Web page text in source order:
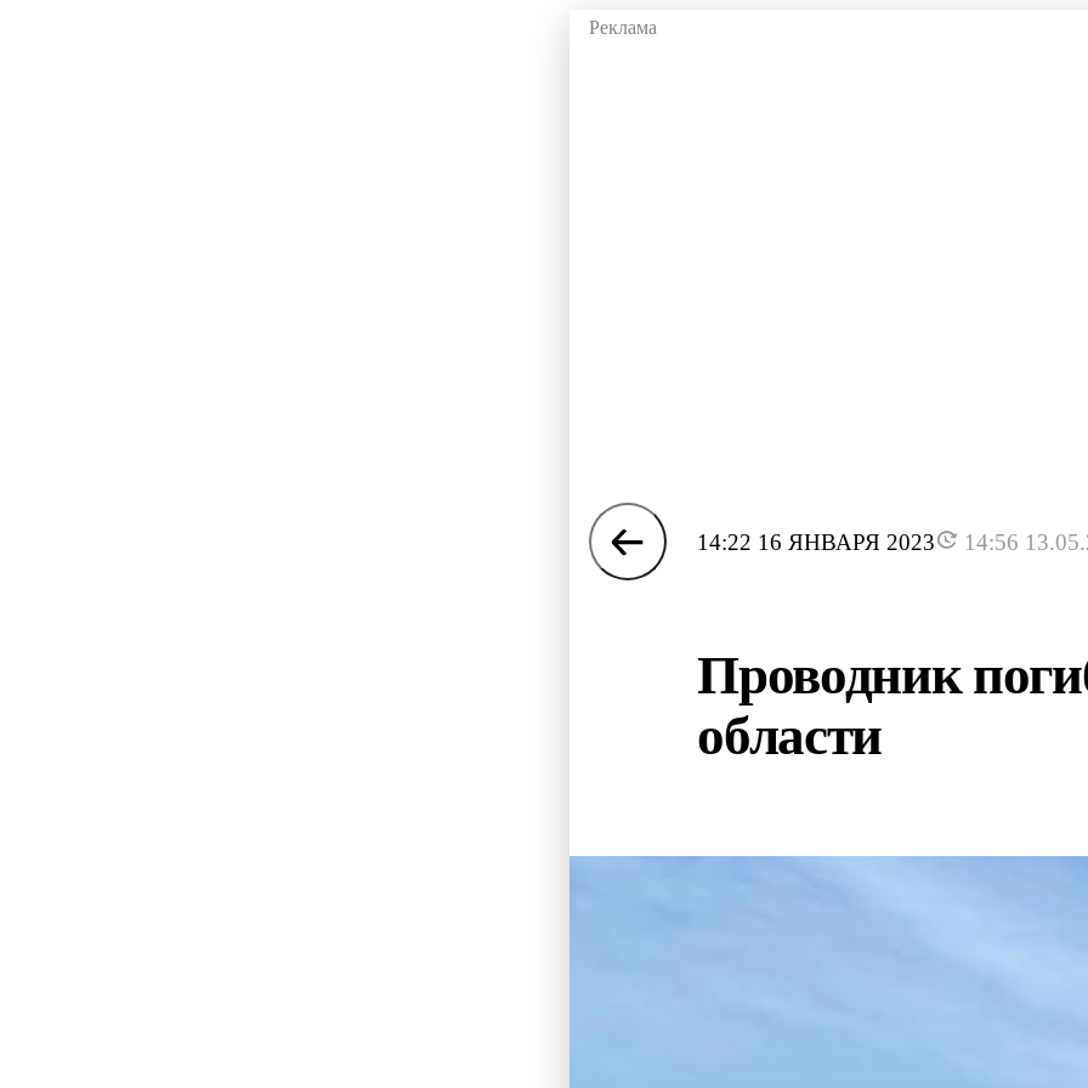
14:22 16 ЯНВАРЯ 2023 14:56
Проводник
области